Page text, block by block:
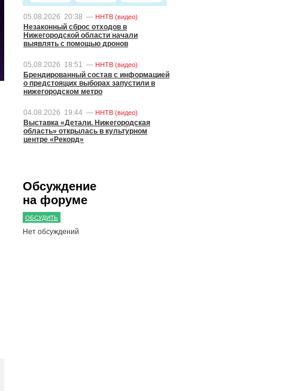
05.08.2026 20:38 — ННТВ (видео)
Незаконный сброс отходов в
Нижегородской области начали
выявлять с помощью дронов
05.08.2026 18:51 — ННТВ (видео)
Брендированный состав с информацией
о предстоящих выборах запустили в
нижегородском метро
04.08.2026 19:44 — ННТВ (видео)
Выставка «Детали. Нижегородская
область» открылась в культурном
центре «Рекорд»
Обсуждение
на форуме
ОБСУДИТЬ
Нет обсуждений